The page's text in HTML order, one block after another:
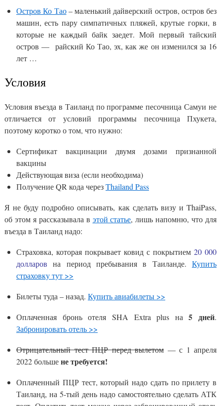
Остров Ко Тао– маленький дайверский остров, остров без
машин, есть пару симпатичных пляжей, крутые горки, в
которые не каждый байк заедет. Мой первый тайский
остров — райский Ко Тао, эх, как же он изменился за 16
лет …
Условия
Условия въезда в Таиланд по программе песочница Самуи не
отличается от условий программы песочница Пхукета,
поэтому коротко о том, что нужно:
Сертификат вакцинации двумя дозами признанной
вакцины
Действующая виза (если необходима)
Получение QR кода черезThailand Pass
Я не буду подробно описывать, как сделать визу и ThaiPass,
об этом я рассказывала в этой статье, лишь напомню, что для
въезда в Таиланд надо:
Страховка, которая покрывает ковид с покрытием 20 000
долларов на период пребывания в Таиланде. Купить
страховку тут >>
Билеты туда – назад. Купить авиабилеты >>
Оплаченная бронь отеля SHA Extra plus на5 дней.
Забронировать отель >>
Отрицательный тест ПЦР перед вылетом — с 1 апреля
2022 большене требуется!
Оплаченный ПЦР тест, который надо сдать по прилету в
Таиланд, на 5-тый день надо самостоятельно сделать АТК